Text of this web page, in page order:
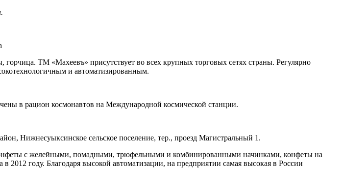
ТМ «Махеевъ» присутствует во всех крупных торговых сетях страны. Регулярно
и автоматизированным.
в рацион космонавтов на Международной космической станции.
Нижнесуыксинское сельское поселение, тер., проезд Магистральный 1.
с желейными, помадными, трюфельными и комбинированными начинками, конфеты на
году. Благодаря высокой автоматизации, на предприятии самая высокая в России